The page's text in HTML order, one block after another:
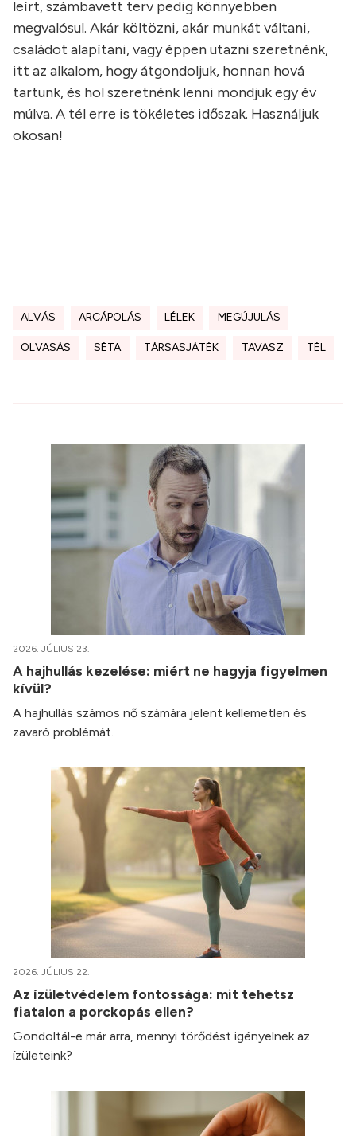
leírt, számbavett terv pedig könnyebben
megvalósul. Akár költözni, akár munkát váltani,
családot alapítani, vagy éppen utazni szeretnénk,
itt az alkalom, hogy átgondoljuk, honnan hová
tartunk, és hol szeretnénk lenni mondjuk egy év
múlva. A tél erre is tökéletes időszak. Használjuk
okosan!
ALVÁS ARCÁPOLÁS LÉLEK MEGÚJULÁS
OLVASÁS SÉTA TÁRSASJÁTÉK TAVASZ TÉL
2026. JÚLIUS 23.
A hajhullás kezelése: miért ne hagyja figyelmen
kívül?
A hajhullás számos nő számára jelent kellemetlen és
zavaró problémát.
2026. JÚLIUS 22.
Az ízületvédelem fontossága: mit tehetsz
fiatalon a porckopás ellen?
Gondoltál-e már arra, mennyi törődést igényelnek az
ízületeink?